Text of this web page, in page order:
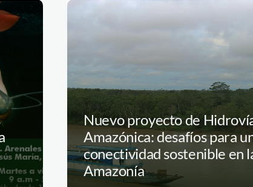
Nuevo proyecto de
Amazónica: desafíos para
conectividad sostenible en
Amazonía